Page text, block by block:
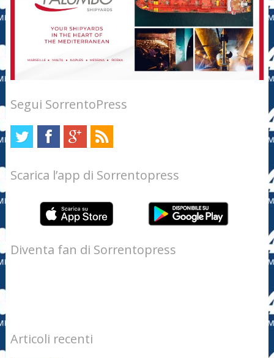
Segui SorrentoPress
Scarica l’app di Sorrentopress
Diventa fan di Sorrentopress
Articoli recenti